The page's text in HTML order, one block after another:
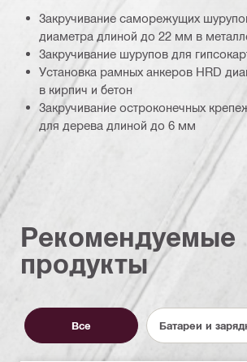
Закручивание саморежущих
диаметра длиной до 22 мм в
Закручивание шурупов для
Установка рамных анкеров HRD
в кирпич и бетон
Закручивание остроконечных
для дерева длиной до 6 мм
Рекомендуемые
продукты
Все Батареи и